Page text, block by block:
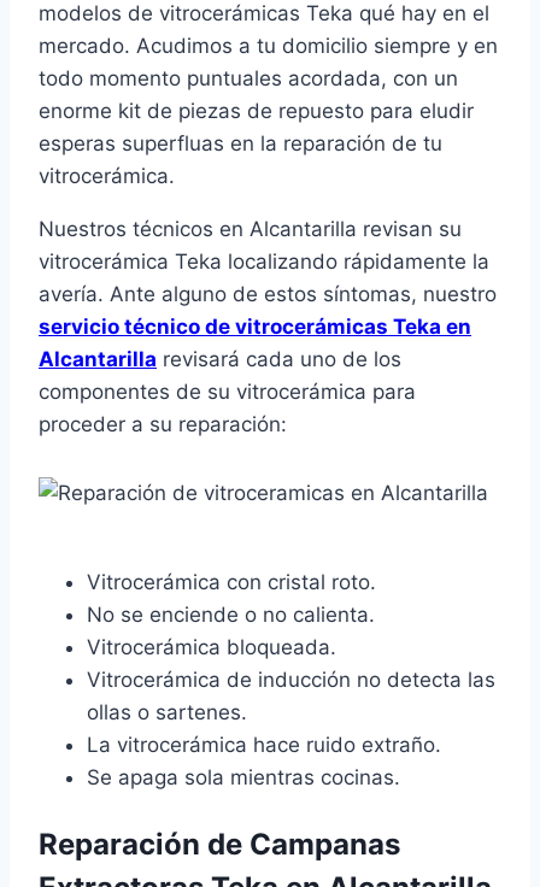
modelos de vitrocerámicas Teka qué hay en el
mercado. Acudimos a tu domicilio siempre y en
todo momento puntuales acordada, con un
enorme kit de piezas de repuesto para eludir
esperas superfluas en la reparación de tu
vitrocerámica.
Nuestros técnicos en Alcantarilla revisan su
vitrocerámica Teka localizando rápidamente la
avería. Ante alguno de estos síntomas, nuestro
servicio técnico de vitrocerámicas Teka en
Alcantarilla revisará cada uno de los
componentes de su vitrocerámica para
proceder a su reparación:
Vitrocerámica con cristal roto.
No se enciende o no calienta.
Vitrocerámica bloqueada.
Vitrocerámica de inducción no detecta las
ollas o sartenes.
La vitrocerámica hace ruido extraño.
Se apaga sola mientras cocinas.
Reparación de Campanas